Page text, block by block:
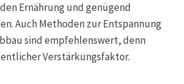
Ernährung und genügend
Auch Methoden zur Entspannung
sind empfehlenswert, denn
Verstärkungsfaktor.